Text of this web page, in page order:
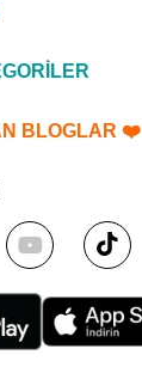
BLOGLAR ❤️